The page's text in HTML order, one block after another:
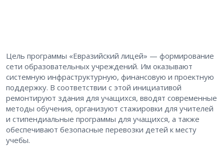
Цель программы «Евразийский лицей» — формирование
сети образовательных учреждений. Им оказывают
системную инфраструктурную, финансовую и проектную
поддержку. В соответствии с этой инициативой
ремонтируют здания для учащихся, вводят современные
методы обучения, организуют стажировки для учителей
и стипендиальные программы для учащихся, а также
обеспечивают безопасные перевозки детей к месту
учебы.